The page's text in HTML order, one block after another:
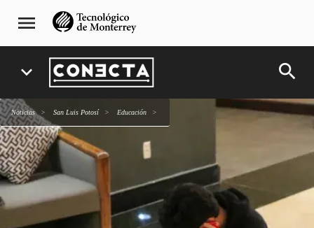
navegación
principal
menu
expand_more search
Noticias San Luis Potosí Educación